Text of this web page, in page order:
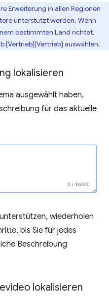
Erweiterung in allen Regionen
unterstützt werden. Wenn
bestimmten Land richtet,
[Vertrieb][Vertrieb] auswählen.
lokalisieren
ausgewählt haben,
für das aktuelle
wiederholen
bis Sie für jedes
Beschreibung
lokalisieren